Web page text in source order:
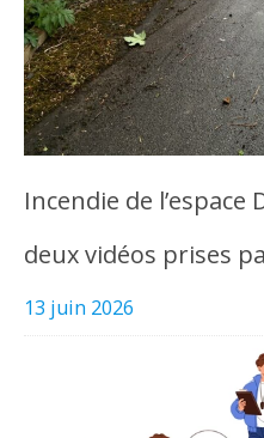
Incendie de l’espace
deux vidéos prises
13 juin 2026